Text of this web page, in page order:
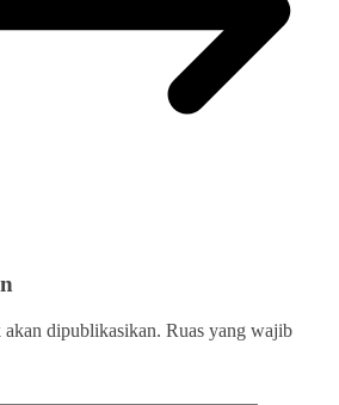
dipublikasikan. Ruas yang wajib